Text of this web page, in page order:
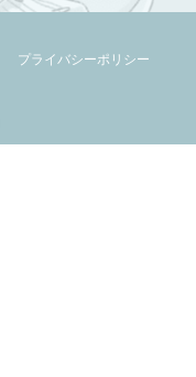
プライバシーポリシー